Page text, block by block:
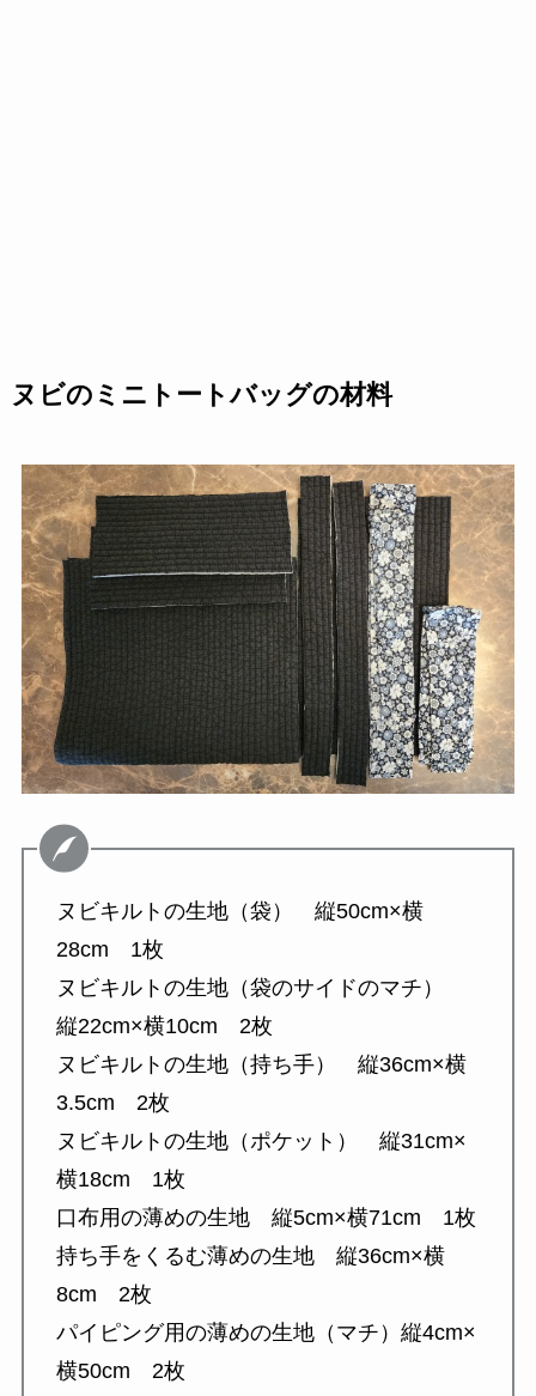
ヌビのミニトートバッグの材料
ヌビキルトの生地（袋） 縦50cm×横
28cm 1枚
ヌビキルトの生地（袋のサイドのマチ）
縦22cm×横10cm 2枚
ヌビキルトの生地（持ち手） 縦36cm×横
3.5cm 2枚
ヌビキルトの生地（ポケット） 縦31cm×
横18cm 1枚
口布用の薄めの生地 縦5cm×横71cm 1枚
持ち手をくるむ薄めの生地 縦36cm×横
8cm 2枚
パイピング用の薄めの生地（マチ）縦4cm×
横50cm 2枚